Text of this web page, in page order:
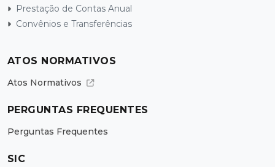
Prestação de Contas Anual
Convênios e Transferências
ATOS NORMATIVOS
Atos Normativos
PERGUNTAS FREQUENTES
Perguntas Frequentes
SIC